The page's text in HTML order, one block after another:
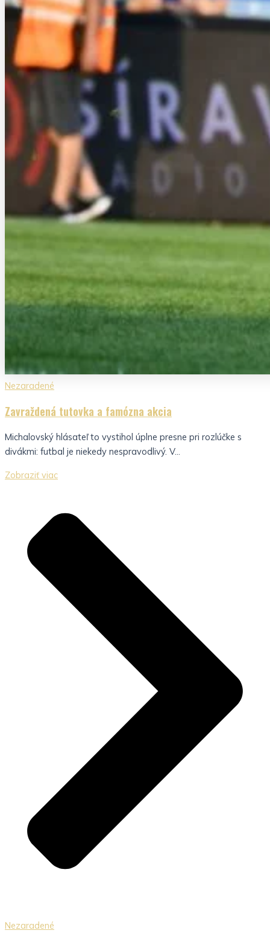
Nezaradené
Zavraždená tutovka a famózna akcia
Michalovský hlásateľ to vystihol úplne presne pri rozlúčke s
divákmi: futbal je niekedy nespravodlivý. V...
Zobraziť viac
Nezaradené